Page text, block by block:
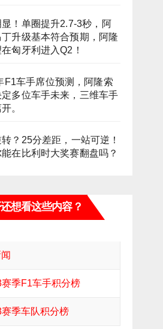
！单圈提升2.7-3秒，阿
升级基本符合预期，阿隆
匈牙利进入Q2！
F1车手席位预测，阿隆索
多位车手未来，三维车手
。
转？25分差距，一站可逆！
在比利时大奖赛翻盘吗？
想看这些内容？
赛季F1车手积分榜
赛季车队积分榜